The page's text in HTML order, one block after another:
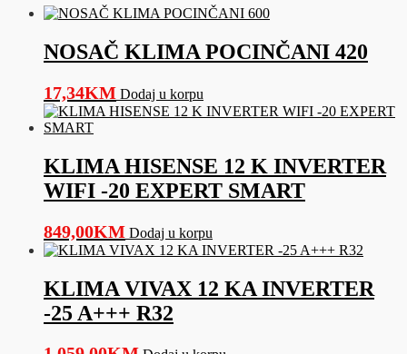
NOSAČ KLIMA POCINČANI 420
17,34KM Dodaj u korpu
KLIMA HISENSE 12 K INVERTER
WIFI -20 EXPERT SMART
849,00KM Dodaj u korpu
KLIMA VIVAX 12 KA INVERTER
-25 A+++ R32